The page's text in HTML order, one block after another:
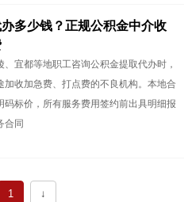
多少钱？正规公积金中介收
宜都等地职工咨询公积金提取代办时，
加收加急费、打点费的不良机构。本地合
码标价，所有服务费用签约前出具明细报
合同
1 ↓